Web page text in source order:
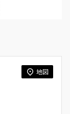
地図